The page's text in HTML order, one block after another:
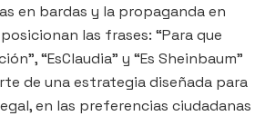
en bardas y la propaganda en
las frases: “Para que
“EsClaudia” y “Es Sheinbaum”
de una estrategia diseñada para
en las preferencias ciudadanas